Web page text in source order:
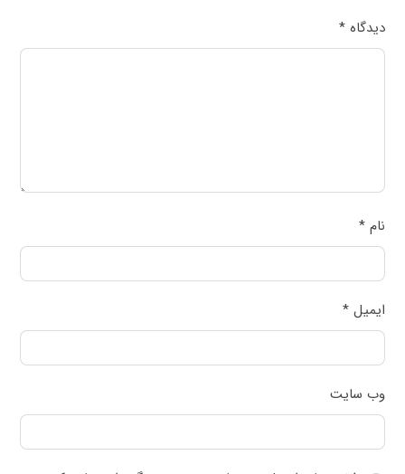
دیدگاه*
نام*
ایمیل*
وب‌ سایت